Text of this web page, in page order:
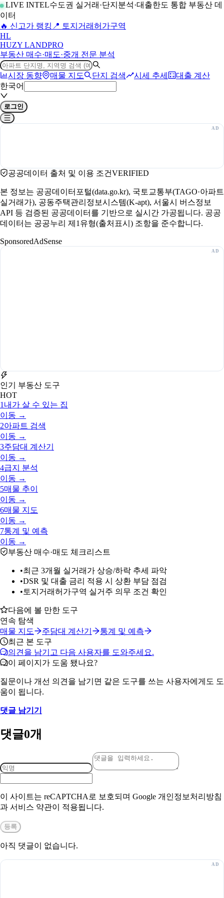
LIVE INTEL수도권 실거래·단지분석·대출한도 통합 부동산 데
이터
🔥 신고가 랭킹 📍 토지거래허가구역
HL
HUZY LANDPRO
부동산 매수·매도·중개 전문 분석
시장 동향 매물 지도 단지 검색 시세 추세
대출 계산
한국어
로그인
공공데이터 출처 및 이용 조건VERIFIED
본 정보는 공공데이터포털(data.go.kr), 국토교통부(TAGO·아파트
실거래가), 공동주택관리정보시스템(K-apt), 서울시 버스정보
API 등 검증된 공공데이터를 기반으로 실시간 가공됩니다. 공공
데이터는 공공누리 제1유형(출처표시) 조항을 준수합니다.
SponsoredAdSense
인기 부동산 도구
HOT
1 내가 살 수 있는 집
이동 →
2아파트 검색
이동 →
3주담대 계산기
이동 →
4급지 분석
이동 →
5매물 추이
이동 →
6매물 지도
이동 →
7통계 및 예측
이동 →
부동산 매수·매도 체크리스트
•최근 3개월 실거래가 상승/하락 추세 파악
•DSR 및 대출 금리 적용 시 상환 부담 점검
• 토지거래허가구역 실거주 의무 조건 확인
다음에 볼 만한 도구
연속 탐색
매물 지도
주담대 계산기
통계 및 예측
최근 본 도구
의견을 남기고 다음 사용자를 도와주세요.
이 페이지가 도움 됐나요?
질문이나 개선 의견을 남기면 같은 도구를 쓰는 사용자에게도 도
움이 됩니다.
댓글 남기기
댓글0개
이 사이트는 reCAPTCHA로 보호되며 Google 개인정보처리방침
과 서비스 약관이 적용됩니다.
등록
아직 댓글이 없습니다.